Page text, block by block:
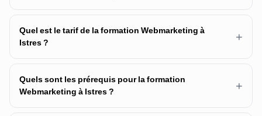
Quel est le tarif de la formation Webmarketing à
Istres ?
+
Quels sont les prérequis pour la formation
Webmarketing à Istres ?
+